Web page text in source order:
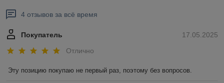
4 отзывов за всё время
17.05.2025
Покупатель
Отлично
Эту позицию покупаю не первый раз, поэтому без вопросов.